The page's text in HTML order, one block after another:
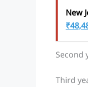
New
Second
Third